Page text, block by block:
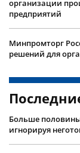
организации
предприятий
Минпромторг
решений для
Больше
игнорируя